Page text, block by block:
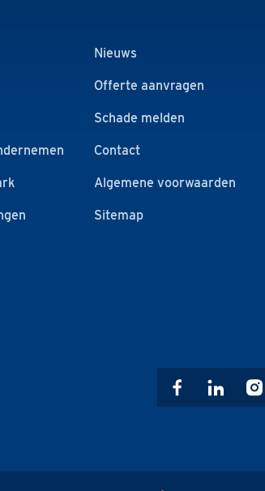
Nieuws
Offerte aanvragen
Schade melden
Contact
Algemene voorwaarden
Sitemap